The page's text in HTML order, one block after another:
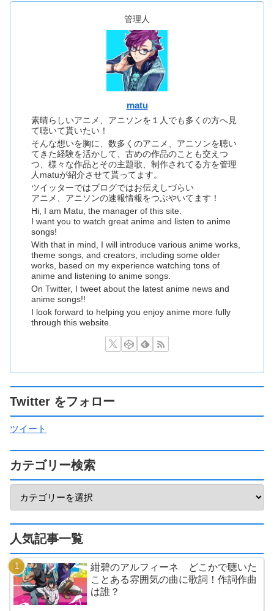
管理人
matu
素晴らしいアニメ、アニソンを１人でも多くの方へ見
て聴いて貰いたい！
そんな想いを胸に、数多くのアニメ、アニソンを聴い
てきた経験を活かして、古めの作品のことも交えつ
つ、様々な作品とその主題歌、制作されてる方を管理
人matuが紹介させて貰ってます。
ツイッターではブログではお伝えしづらい
アニメ、アニソンの速報情報をつぶやいてます！
Hi, I am Matu, the manager of this site.
I want you to watch great anime and listen to anime
songs!
With that in mind, I will introduce various anime works,
theme songs, and creators, including some older
works, based on my experience watching tons of
anime and listening to anime songs.
On Twitter, I tweet about the latest anime news and
anime songs!!
I look forward to helping you enjoy anime more fully
through this website.
Twitter をフォロー
ツイート
カテゴリー検索
人気記事一覧
紺碧のアルフィーネ どこかで聴いた
ことある雰囲気の曲に歌詞！作詞作曲
は誰？